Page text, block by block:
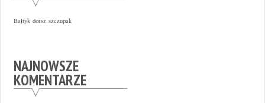
Bałtyk dorsz szczupak
NAJNOWSZE
KOMENTARZE